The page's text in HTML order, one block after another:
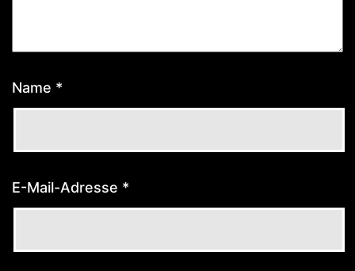
Name *
E-Mail-Adresse *